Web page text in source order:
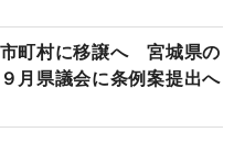
町村に移譲へ 宮城県の
月県議会に条例案提出へ